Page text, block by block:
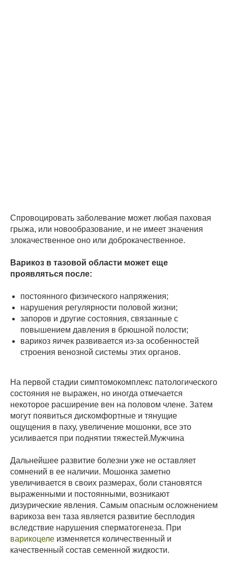
Спровоцировать заболевание может любая паховая
грыжа, или новообразование, и не имеет значения
злокачественное оно или доброкачественное.
Варикоз в тазовой области может еще
проявляться после:
постоянного физического напряжения;
нарушения регулярности половой жизни;
запоров и другие состояния, связанные с
повышением давления в брюшной полости;
варикоз яичек развивается из-за особенностей
строения венозной системы этих органов.
На первой стадии симптомокомплекс патологического
состояния не выражен, но иногда отмечается
некоторое расширение вен на половом члене. Затем
могут появиться дискомфортные и тянущие
ощущения в паху, увеличение мошонки, все это
усиливается при поднятии тяжестей.Мужчина
Дальнейшее развитие болезни уже не оставляет
сомнений в ее наличии. Мошонка заметно
увеличивается в своих размерах, боли становятся
выраженными и постоянными, возникают
дизурические явления. Самым опасным осложнением
варикоза вен таза является развитие бесплодия
вследствие нарушения сперматогенеза. При
варикоцеле изменяется количественный и
качественный состав семенной жидкости.